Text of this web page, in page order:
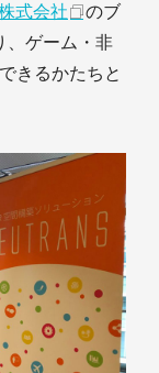
式会社
のブ
、ゲーム・非
きるかたちと